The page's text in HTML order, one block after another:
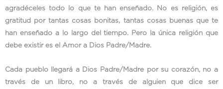
agradéceles todo lo que te han enseñado. No es religión, es
gratitud por tantas cosas bonitas, tantas cosas buenas que te
han enseñado a lo largo del tiempo. Pero la única religión que
debe existir es el Amor a Dios Padre/Madre.
Cada pueblo llegará a Dios Padre/Madre por su corazón, no a
través de un libro, no a través de alguien que dice ser